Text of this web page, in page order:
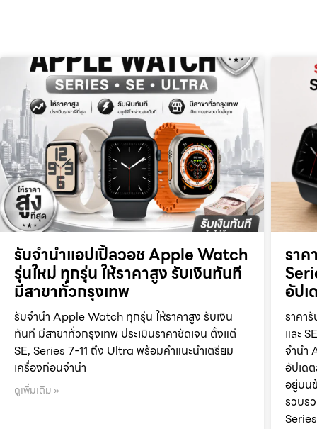
รับจำนำแอปเปิ้ลวอช Apple Watch
รุ่นใหม่ ทุกรุ่น ให้ราคาสูง รับเงินทันที
มีสาขาทั่วกรุงเทพ
รับจำนำ Apple Watch ทุกรุ่น ให้ราคาสูง รับเงิน
ทันที มีสาขาทั่วกรุงเทพ ประเมินราคาชัดเจน ตั้งแต่
SE, Series 7-11 ถึง Ultra พร้อมคำแนะนำเตรียม
เครื่องก่อนจำนำ
ดูเพิ่มเติม »
รา
อัปเ
ราคา
และ
จำนำ
อัปเด
อยู่บน
รวบร